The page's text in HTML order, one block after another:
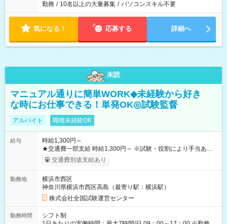
勤務 / 10名以上の大量募集 / パソコンスキル不要
気になる！ 応募する 詳細へ
未読
マニュアル通りに簡単WORK◆未経験から好き
な時にお仕事できる！単発OK◎試験監督
アルバイト 職種未経験OK
給与
時給1,300円～
★交通費一部支給 時給1,300円～ ※試験・役割により手当あり
※勤務回数により昇給あり 【即給（前払い）オプションあ
り！】 希望される場合、勤務から1週間ほどで給与の一部を受け
例】 ・河合塾模擬試験 8:30～17:30（休憩1時間） 時給1,300円
×8時間＝日収10,400円＋交通費 ※当日の役割により時給＋100
円の場合あり ・国家試験 7:00～13:30（休憩なし） 時給1,300
円（役割手当＋100円）×6時間＝日収8,400円＋交通費 【試用期
間】試用期間なし
交通費別途支給あり
勤務地
横浜市西区
神奈川県横浜市西区高島（最寄り駅：横浜駅）
株式会社全国試験運営センター
勤務時間
シフト制